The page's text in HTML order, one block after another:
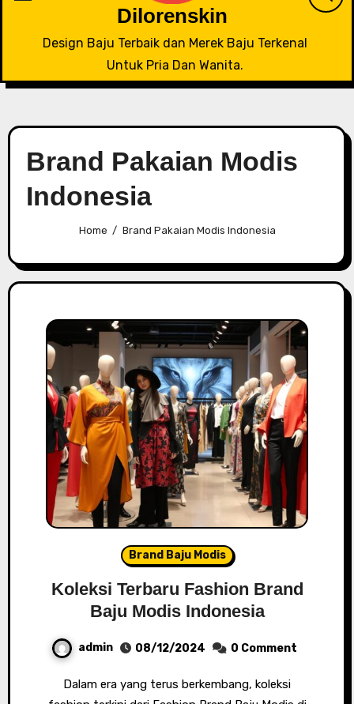
Dilorenskin
Design Baju Terbaik dan Merek Baju Terkenal
Untuk Pria Dan Wanita.
Brand Pakaian Modis
Indonesia
Home Brand Pakaian Modis Indonesia
Brand Baju Modis
Koleksi Terbaru Fashion Brand
Baju Modis Indonesia
admin 08/12/2024 0 Comment
Dalam era yang terus berkembang, koleksi